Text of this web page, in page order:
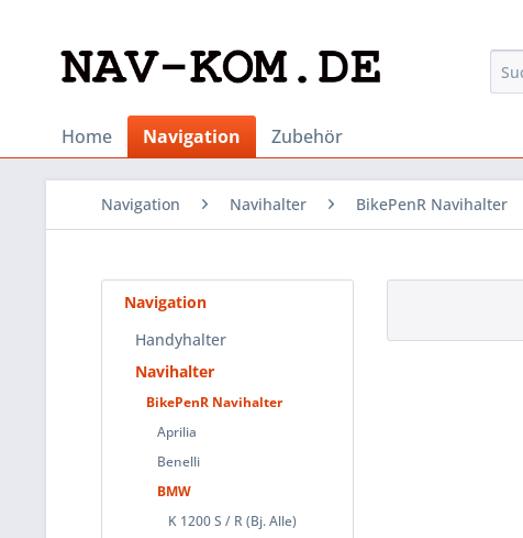
Home Navigation Zubehör
Navigation Navihalter BikePenR Navihalter
Navigation
Handyhalter
Navihalter
BikePenR Navihalter
Aprilia
Benelli
BMW
K 1200 S / R (Bj. Alle)